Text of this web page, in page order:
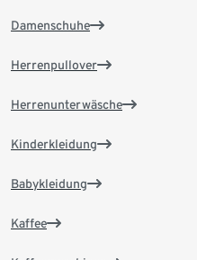
Damenschuhe
Herrenpullover
Herrenunterwäsche
Kinderkleidung
Babykleidung
Kaffee